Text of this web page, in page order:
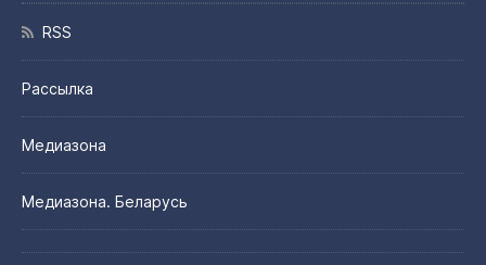
RSS
Рассылка
Медиазона
Медиазона. Беларусь